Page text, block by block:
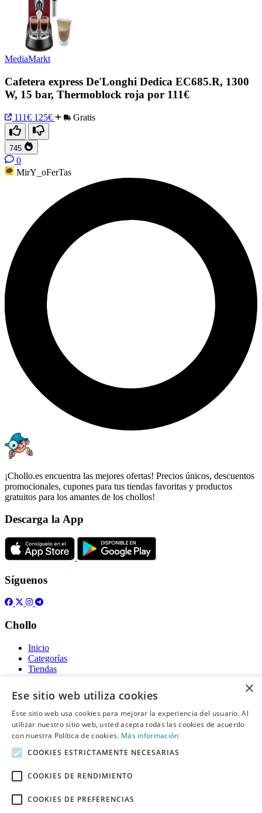
MediaMarkt
Cafetera express De'Longhi Dedica EC685.R, 1300
W, 15 bar, Thermoblock roja por 111€
111€ 125€ Gratis
745
0
MirY_oFerTas
¡Chollo.es encuentra las mejores ofertas! Precios únicos, descuentos
promocionales, cupones para tus tiendas favoritas y productos
gratuitos para los amantes de los chollos!
Descarga la App
Síguenos
Chollo
Inicio
Categorías
Tiendas
Gratis
Acerca de
Sobre nosotros
Contacto
Información legal
Declaración de cookies
×
Ese sitio web utiliza cookies
Este sitio web usa cookies para mejorar la experiencia del usuario. Al
utilizar nuestro sitio web, usted acepta todas las cookies de acuerdo
con nuestra Política de cookies. Más información
COOKIES ESTRICTAMENTE NECESARIAS
COOKIES DE RENDIMIENTO
COOKIES DE PREFERENCIAS